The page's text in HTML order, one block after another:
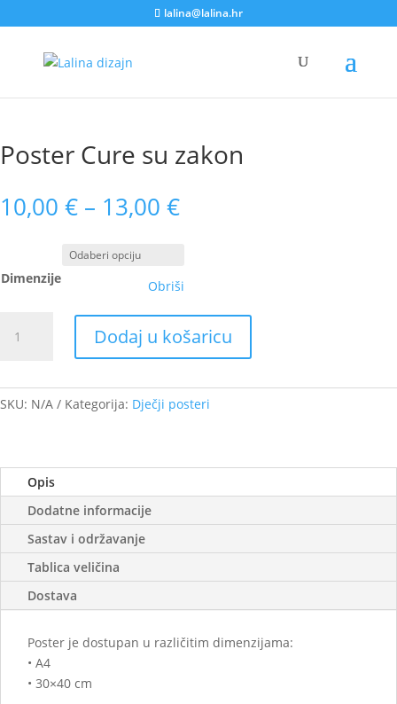
lalina@lalina.hr
Poster Cure su zakon
10,00 € – 13,00 €
Dimenzije Obriši
Cure
količina
Dodaj u košaricu
SKU: N/A Kategorija: Dječji posteri
Opis
Dodatne informacije
Sastav i održavanje
Tablica veličina
Dostava
Poster je dostupan u različitim dimenzijama:
• A4
• 30×40 cm